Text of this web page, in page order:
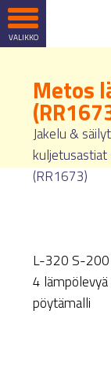
Metos
Jakelu &
kuljetusastiat
(RR1673)
L-320 S-
4 lämpölevyä